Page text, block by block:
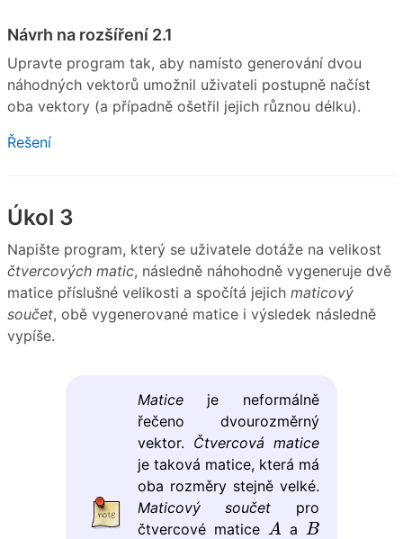
Návrh na rozšíření 2.1
Upravte program tak, aby namísto generování dvou
náhodných vektorů umožnil uživateli postupně načíst
oba vektory (a případně ošetřil jejich různou délku).
Řešení
Úkol 3
Napište program, který se uživatele dotáže na velikost
čtvercových matic, následně náhohodně vygeneruje dvě
matice příslušné velikosti a spočítá jejich maticový
součet, obě vygenerované matice i výsledek následně
vypíše.
Maticeje neformálně
řečeno dvourozměrný
vektor. Čtvercová matice
je taková matice, která má
oba rozměry stejně velké.
Maticový součet pro
čtvercové matice A
A a B
B